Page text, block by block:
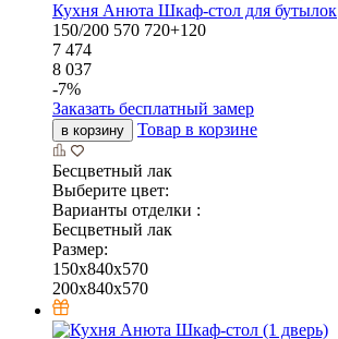
Кухня Анюта Шкаф-стол для бутылок
150/200 570 720+120
7 474
8 037
-7%
Заказать бесплатный замер
в корзину Товар в корзине
Бесцветный лак
Выберите цвет:
Варианты отделки :
Бесцветный лак
Размер:
150x840x570
200x840x570